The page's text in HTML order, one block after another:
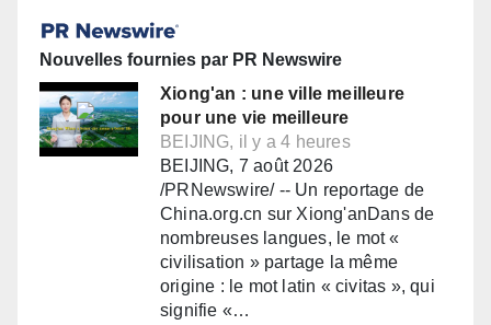
Nouvelles fournies par PR Newswire
Xiong'an : une ville meilleure
pour une vie meilleure
BEIJING, il y a 4 heures
BEIJING, 7 août 2026
/PRNewswire/ -- Un reportage de
China.org.cn sur Xiong'anDans de
nombreuses langues, le mot «
civilisation » partage la même
origine : le mot latin « civitas », qui
signifie «…